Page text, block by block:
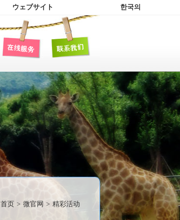
ウェブサイト 한국의
首页 > 微官网 > 精彩活动